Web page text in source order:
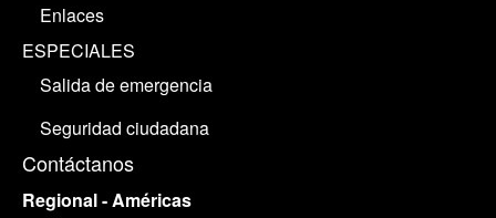
Enlaces
ESPECIALES
Salida de emergencia
Seguridad ciudadana
Contáctanos
Regional - Américas